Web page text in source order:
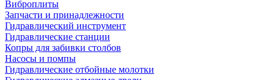
Виброплиты
Запчасти и принадлежности
Гидравлический инструмент
Гидравлические станции
Копры для забивки столбов
Насосы и помпы
Гидравлические отбойные молотки